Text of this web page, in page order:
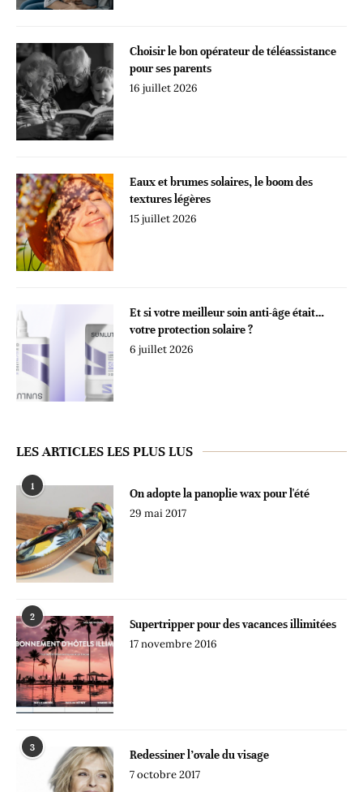
Choisir le bon opérateur de téléassistance
pour ses parents
16 juillet 2026
Eaux et brumes solaires, le boom des
textures légères
15 juillet 2026
Et si votre meilleur soin anti-âge était…
votre protection solaire ?
6 juillet 2026
LES ARTICLES LES PLUS LUS
1
On adopte la panoplie wax pour l'été
29 mai 2017
2
Supertripper pour des vacances illimitées
17 novembre 2016
3
Redessiner l’ovale du visage
7 octobre 2017